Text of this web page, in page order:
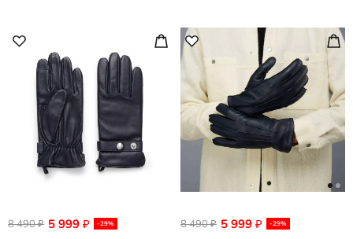
5 999 ₽ -29%
8 490₽ 5 999 ₽ -29%
8 490₽